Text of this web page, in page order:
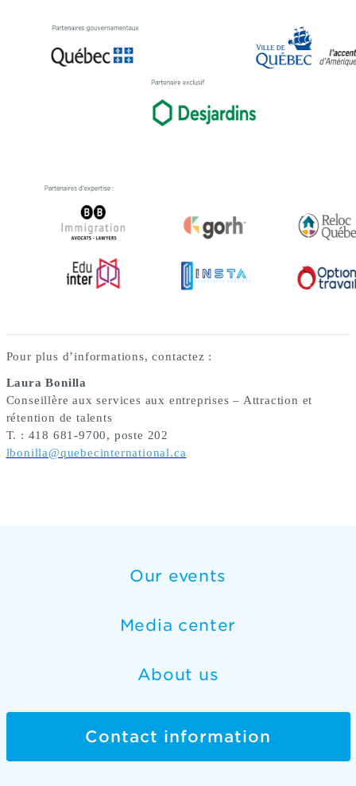
Pour plus d’informations, contactez :
Laura Bonilla
Conseillère aux services aux entreprises – Attraction et
rétention de talents
T. : 418 681-9700, poste 202
lbonilla@quebecinternational.ca
Our events
Media center
About us
Contact information